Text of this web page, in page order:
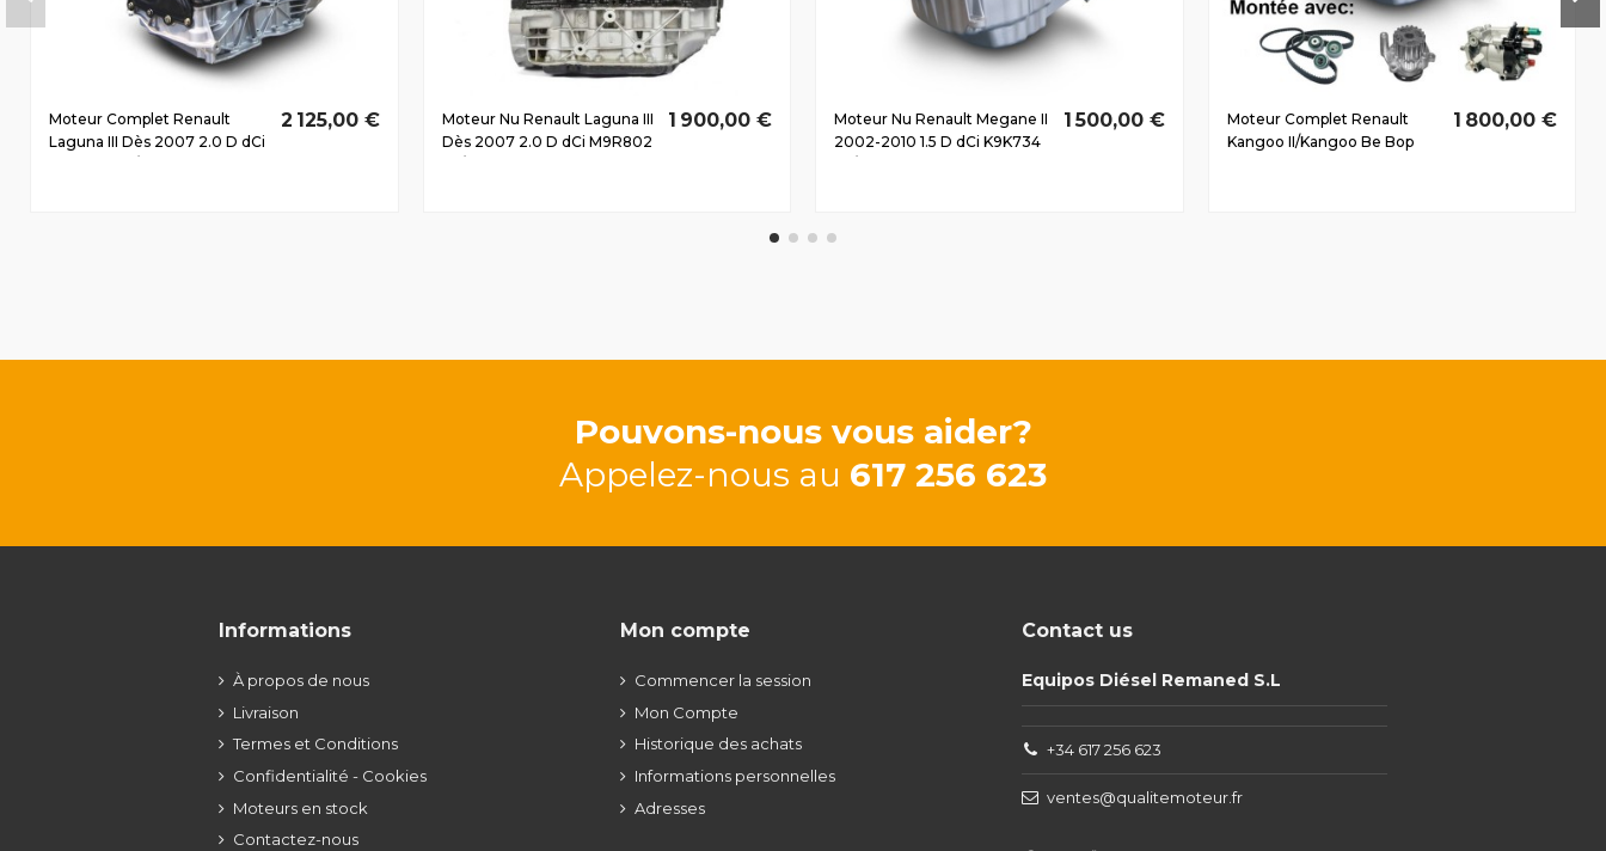
Moteur Complet Renault
Laguna III Dès 2007 2.0 D dCi
2 125,00 €
Moteur Nu Renault Laguna III
Dès 2007 2.0 D dCi M9R802
1 900,00 €
Moteur Nu Renault Megane II
2002-2010 1.5 D dCi K9K734
1 500,00 €
Moteur Complet Renault
Kangoo II/Kangoo Be Bop
1 800,00 €
Pouvons-nous vous aider?
Appelez-nous au 617 256 623
Informations
À propos de nous
Livraison
Termes et Conditions
Confidentialité - Cookies
Moteurs en stock
Contactez-nous
Mon compte
Commencer la session
Mon Compte
Historique des achats
Informations personnelles
Adresses
Contact us
Equipos Diésel Remaned S.L
+34 617 256 623
ventes@qualitemoteur.fr